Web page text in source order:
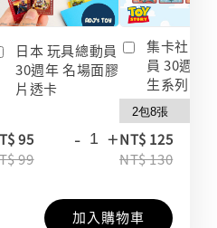
日本 玩具總動員
30週年 名場面膠
片透卡
95
99
- +
集卡社 玩
員 30週年
生系列 收
NT$ 125
NT$ 130
加入購物車